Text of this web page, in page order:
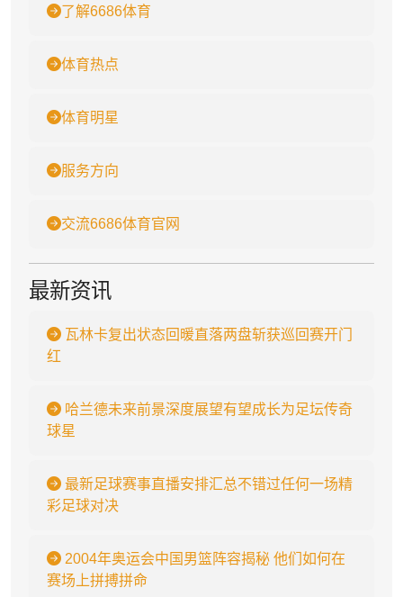
了解6686体育
体育热点
体育明星
服务方向
交流6686体育官网
最新资讯
瓦林卡复出状态回暖直落两盘斩获巡回赛开门
红
哈兰德未来前景深度展望有望成长为足坛传奇
球星
最新足球赛事直播安排汇总不错过任何一场精
彩足球对决
2004年奥运会中国男篮阵容揭秘 他们如何在
赛场上拼搏拼命